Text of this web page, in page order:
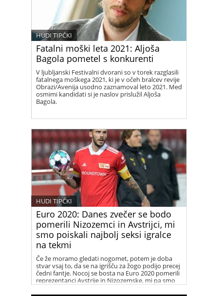
Fatalni moški leta 2021: Aljoša
Bagola pometel s konkurenti
HUDI TIPČKI
V ljubljanski Festivalni dvorani so v torek razglasili
fatalnega moškega 2021, ki je v očeh bralcev revije
Obrazi/Avenija usodno zaznamoval leto 2021. Med
osmimi kandidati si je naslov prislužil Aljoša
Bagola.
Euro 2020: Danes zvečer se bodo
pomerili Nizozemci in Avstrijci, mi
smo poiskali najbolj seksi igralce
na tekmi
HUDI TIPČKI
Če že moramo gledati nogomet, potem je doba
stvar vsaj to, da se na igrišču za žogo podijo precej
čedni fantje. Nocoj se bosta na Euro 2020 pomerili
reprezentanci Avstrije in Nizozemske, mi pa smo
poiskali najbolj seksi člane obeh moštev.